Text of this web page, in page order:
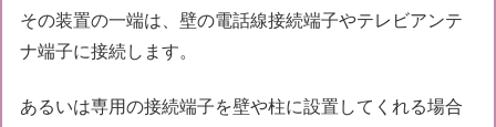
その装置の一端は、壁の電話線接続端子やテレビアンテ
ナ端子に接続します。
あるいは専用の接続端子を壁や柱に設置してくれる場合